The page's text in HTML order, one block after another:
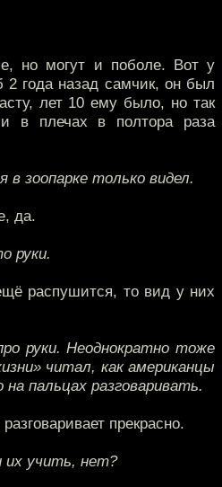
но могут и поболе. Вот у
2 года назад самчик, он был
лет 10 ему было, но так
в плечах в полтора раза
в зоопарке только видел.
да.
руки.
распушится, то вид у них
руки. Неоднократно тоже
читал, как американцы
пальцах разговаривать.
прекрасно.
их учить, нет?